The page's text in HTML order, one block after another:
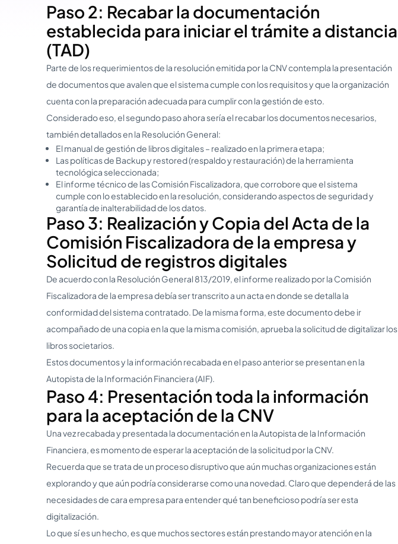
Paso 2: Recabar la documentación
establecida para iniciar el trámite a distancia
(TAD)
Parte de los requerimientos de la resolución emitida por la CNV contempla la presentación
de documentos que avalen que el sistema cumple con los requisitos y que la organización
cuenta con la preparación adecuada para cumplir con la gestión de esto.
Considerado eso, el segundo paso ahora sería el recabar los documentos necesarios,
también detallados en la Resolución General:
El manual de gestión de libros digitales – realizado en la primera etapa;
Las políticas de Backup y restored (respaldo y restauración) de la herramienta
tecnológica seleccionada;
El informe técnico de las Comisión Fiscalizadora, que corrobore que el sistema
cumple con lo establecido en la resolución, considerando aspectos de seguridad y
garantía de inalterabilidad de los datos.
Paso 3: Realización y Copia del Acta de la
Comisión Fiscalizadora de la empresa y
Solicitud de registros digitales
De acuerdo con la Resolución General 813/2019, el informe realizado por la Comisión
Fiscalizadora de la empresa debía ser transcrito a un acta en donde se detalla la
conformidad del sistema contratado. De la misma forma, este documento debe ir
acompañado de una copia en la que la misma comisión, aprueba la solicitud de digitalizar los
libros societarios.
Estos documentos y la información recabada en el paso anterior se presentan en la
Autopista de la Información Financiera (AIF).
Paso 4: Presentación toda la información
para la aceptación de la CNV
Una vez recabada y presentada la documentación en la Autopista de la Información
Financiera, es momento de esperar la aceptación de la solicitud por la CNV.
Recuerda que se trata de un proceso disruptivo que aún muchas organizaciones están
explorando y que aún podría considerarse como una novedad. Claro que dependerá de las
necesidades de cara empresa para entender qué tan beneficioso podría ser esta
digitalización.
Lo que sí es un hecho, es que muchos sectores están prestando mayor atención en la